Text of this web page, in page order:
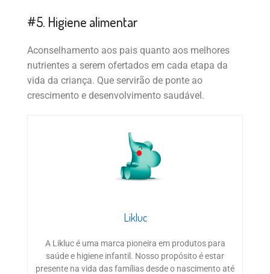
#5. Higiene alimentar
Aconselhamento aos pais quanto aos melhores
nutrientes a serem ofertados em cada etapa da
vida da criança. Que servirão de ponte ao
crescimento e desenvolvimento saudável.
Likluc
A Likluc é uma marca pioneira em produtos para
saúde e higiene infantil. Nosso propósito é estar
presente na vida das famílias desde o nascimento até